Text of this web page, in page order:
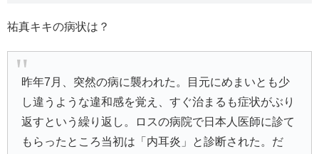
祐真キキの病状は？
昨年7月、突然の病に襲われた。目元にめまいとも少
し違うような違和感を覚え、すぐ治まるも症状がぶり
返すという繰り返し。ロスの病院で日本人医師に診て
もらったところ当初は「内耳炎」と診断された。だ